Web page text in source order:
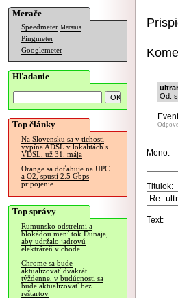
Merače
Speedmeter Merania
Pingmeter
Googlemeter
Hľadanie
Top články
Na Slovensku sa v tichosti
vypína ADSL v lokalitách s
VDSL, už 31. mája
Orange sa doťahuje na UPC
a O2, spustí 2.5 Gbps
pripojenie
Top správy
Rumunsko odstrelmi a
blokádou mení tok Dunaja,
aby udržalo jadrovú
elektráreň v chode
Chrome sa bude
aktualizovať dvakrát
týždenne, v budúcnosti sa
bude aktualizovať bez
reštartov
Od:
Meno:
Titulok:
Text: